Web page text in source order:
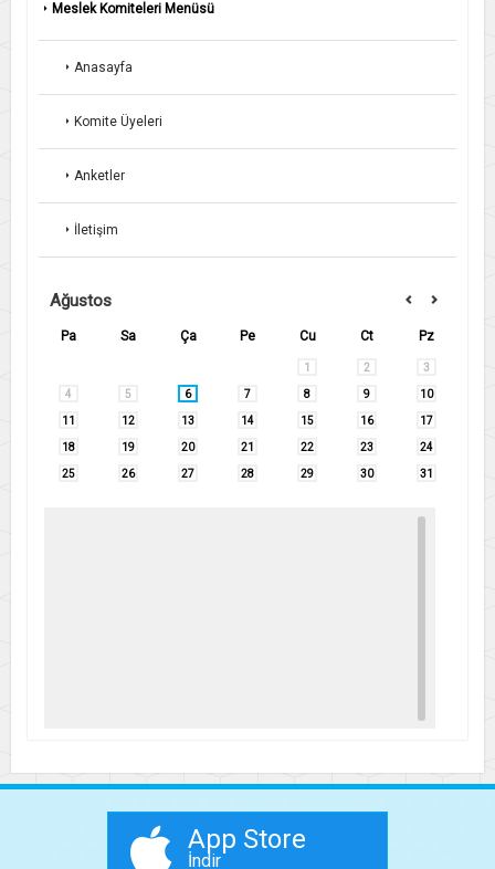
Meslek Komiteleri Menüsü
Anasayfa
Komite Üyeleri
Anketler
İletişim
Ağustos
Pa Sa Ça Pe Cu Ct Pz
1 2 3
4 5 6 7 8 9 10
11 12 13 14 15 16 17
18 19 20 21 22 23 24
25 26 27 28 29 30 31
App Store
İndir